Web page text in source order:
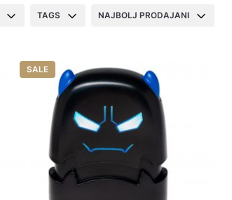
TAGS NAJBOLJ PRODAJANI
SALE